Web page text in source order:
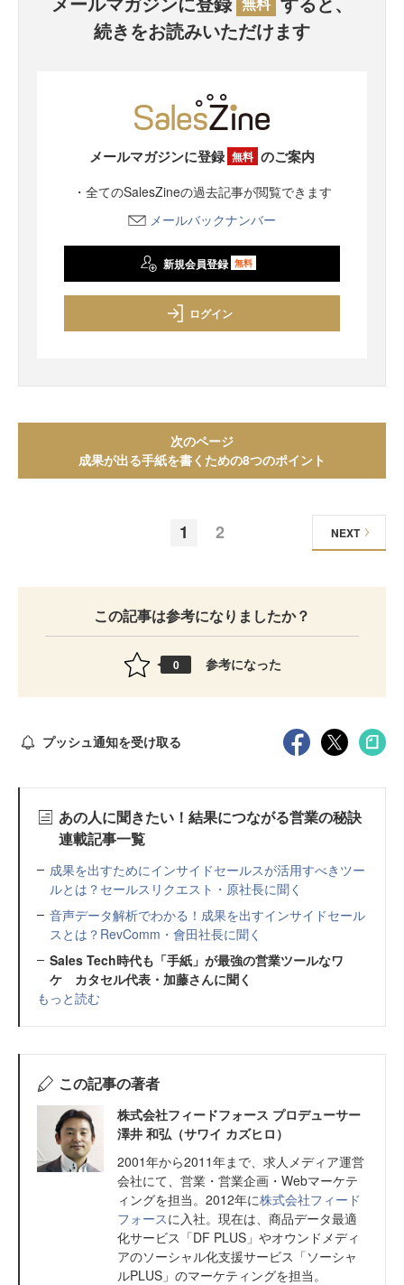
続きをお読みいただけます
メールマガジンに登録 無料 のご案内
・全てのSalesZineの過去記事が閲覧できます
メールバックナンバー
新規会員登録 無料
ログイン
次のページ
成果が出る手紙を書くための8つのポイント
1 2 NEXT
この記事は参考になりましたか？
0 参考になった
プッシュ通知を受け取る
あの人に聞きたい！結果につながる営業の秘訣
連載記事一覧
成果を出すためにインサイドセールスが活用すべきツー
ルとは？セールスリクエスト・原社長に聞く
音声データ解析でわかる！成果を出すインサイドセール
スとは？RevComm・會田社長に聞く
Sales Tech時代も「手紙」が最強の営業ツールなワ
ケ カタセル代表・加藤さんに聞く
もっと読む
この記事の著者
株式会社フィードフォース プロデューサー
澤井 和弘（サワイ カズヒロ）
2001年から2011年まで、求人メディア運営
会社にて、営業・営業企画・Webマーケテ
ィングを担当。2012年に株式会社フィード
フォースに入社。現在は、商品データ最適
化サービス「DF PLUS」やオウンドメディ
アのソーシャル化支援サービス「ソーシャ
ルPLUS」のマーケティングを担当。